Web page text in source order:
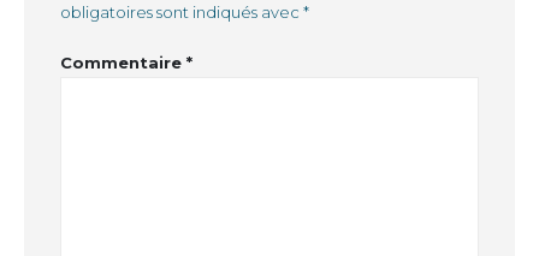
obligatoires sont indiqués avec *
Commentaire *